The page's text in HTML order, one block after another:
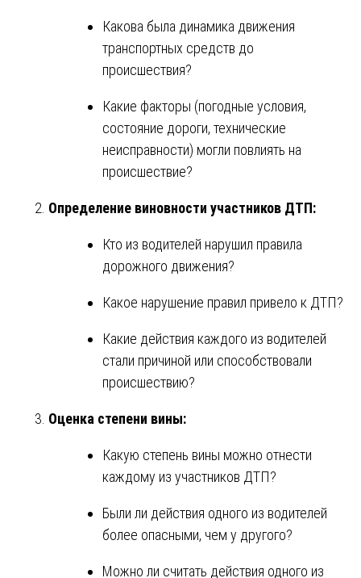
Какова была динамика движения
транспортных средств до
происшествия?
Какие факторы (погодные условия,
состояние дороги, технические
неисправности) могли повлиять на
происшествие?
Определение виновности участников ДТП:
Кто из водителей нарушил правила
дорожного движения?
Какое нарушение правил привело к ДТП?
Какие действия каждого из водителей
стали причиной или способствовали
происшествию?
Оценка степени вины:
Какую степень вины можно отнести
каждому из участников ДТП?
Были ли действия одного из водителей
более опасными, чем у другого?
Можно ли считать действия одного из